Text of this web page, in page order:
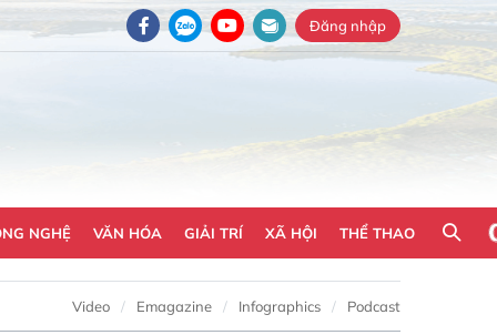
Đăng nhập
NGHỆ VĂN HÓA GIẢI TRÍ XÃ HỘI THỂ THAO
Video Emagazine Infographics Podcast